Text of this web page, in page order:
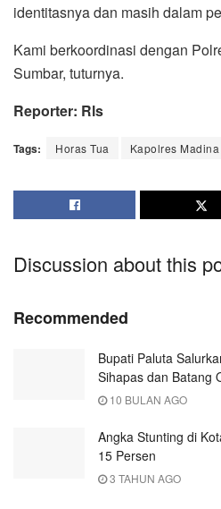
identitasnya dan masih dalam
Kami berkoordinasi dengan
Sumbar, tuturnya.
Reporter: Rls
Tags: Horas Tua Kapolres Madina
Discussion about this
Recommended
Bupati Paluta
Sihapas dan Batang
10 BULAN AGO
Angka Stunting di
15 Persen
3 TAHUN AGO